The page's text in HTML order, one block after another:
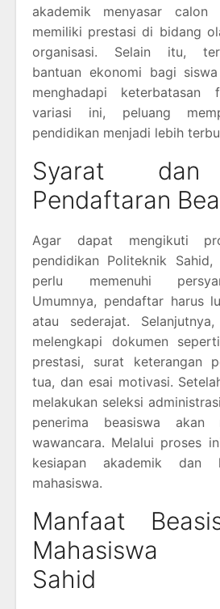
akademik menyasar calon
memiliki prestasi di bidang
organisasi. Selain itu,
bantuan ekonomi bagi
menghadapi keterbatasan
variasi ini, peluang
pendidikan menjadi lebih
Syarat dan
Pendaftaran
Agar dapat mengikuti
pendidikan Politeknik Sahid,
perlu memenuhi
Umumnya, pendaftar harus
atau sederajat.
melengkapi dokumen
prestasi, surat keterangan
tua, dan esai motivasi.
melakukan seleksi
penerima beasiswa akan
wawancara. Melalui proses
kesiapan akademik dan
mahasiswa.
Manfaat
Mahasiswa
Sahid